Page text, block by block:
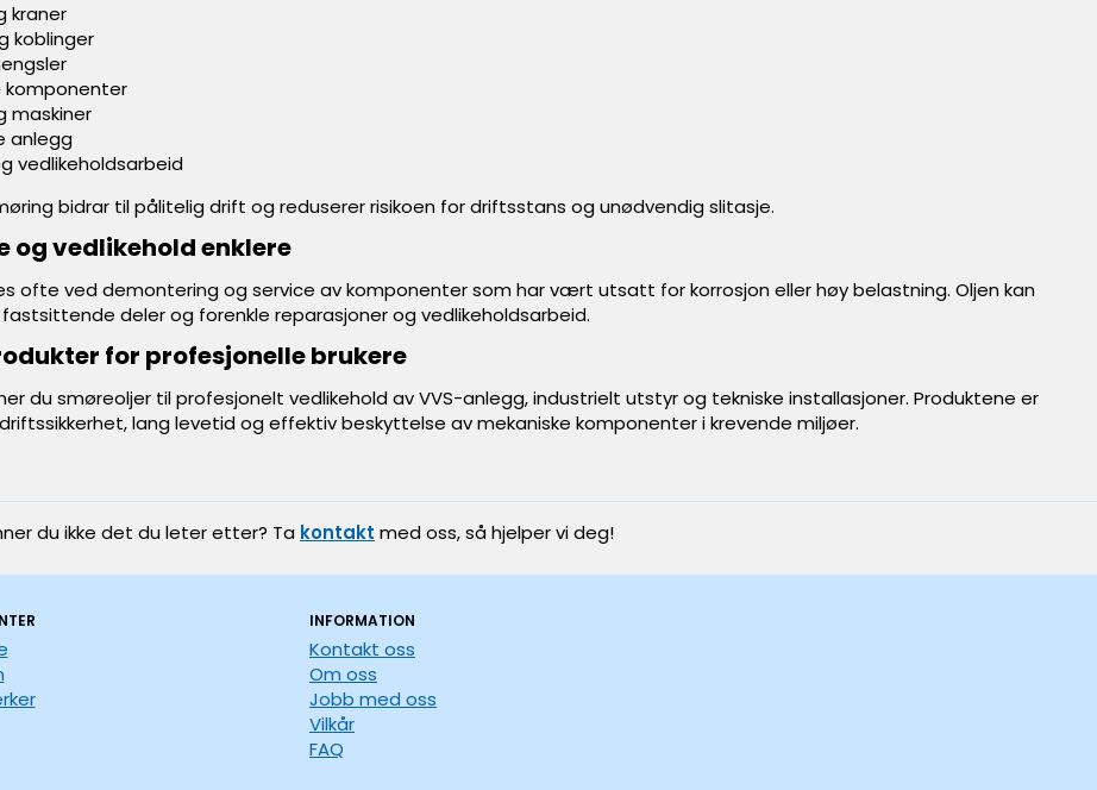
kraner
koblinger
komponenter
maskiner
anlegg
vedlikeholdsarbeid
bidrar til pålitelig drift og reduserer risikoen for driftsstans og unødvendig slitasje.
og vedlikehold enklere
ofte ved demontering og service av komponenter som har vært utsatt for korrosjon eller høy belastning. Oljen kan
deler og forenkle reparasjoner og vedlikeholdsarbeid.
for profesjonelle brukere
du smøreoljer til profesjonelt vedlikehold av VVS-anlegg, industrielt utstyr og tekniske installasjoner. Produktene er
lang levetid og effektiv beskyttelse av mekaniske komponenter i krevende miljøer.
du ikke det du leter etter? Ta kontakt med oss, så hjelper vi deg!
INFORMATION
Kontakt oss
Om oss
Jobb med oss
Vilkår
FAQ